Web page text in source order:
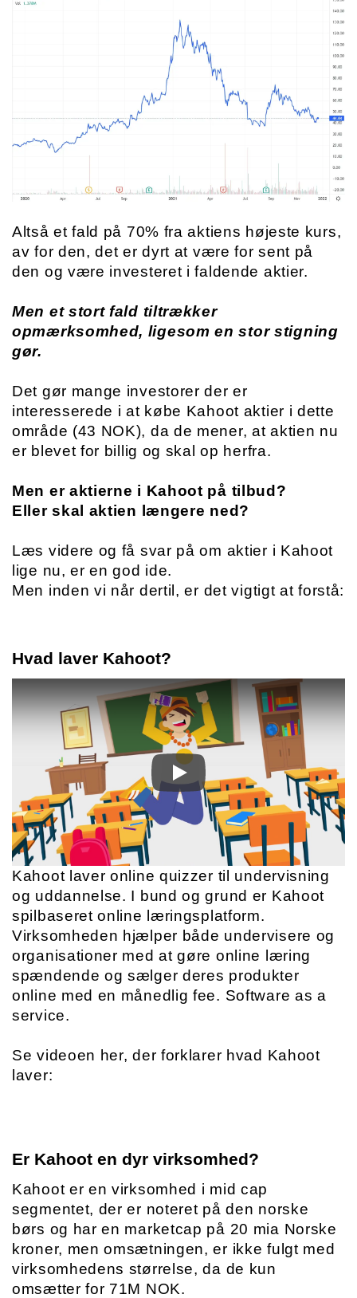
Altså et fald på 70% fra aktiens højeste kurs,
av for den, det er dyrt at være for sent på
den og være investeret i faldende aktier.
Men et stort fald tiltrækker
opmærksomhed, ligesom en stor stigning
gør.
Det gør mange investorer der er
interesserede i at købe Kahoot aktier i dette
område (43 NOK), da de mener, at aktien nu
er blevet for billig og skal op herfra.
Men er aktierne i Kahoot på tilbud?
Eller skal aktien længere ned?
Læs videre og få svar på om aktier i Kahoot
lige nu, er en god ide.
Hvad laver Kahoot?
Kahoot laver online quizzer til undervisning
og uddannelse. I bund og grund er Kahoot
spilbaseret online læringsplatform.
Virksomheden hjælper både undervisere og
organisationer med at gøre online læring
spændende og sælger deres produkter
online med en månedlig fee. Software as a
service.
Se videoen her, der forklarer hvad Kahoot
laver:
Er Kahoot en dyr virksomhed?
Kahoot er en virksomhed i mid cap
segmentet, der er noteret på den norske
børs og har en marketcap på 20 mia Norske
kroner, men omsætningen, er ikke fulgt med
virksomhedens størrelse, da de kun
omsætter for 71M NOK.